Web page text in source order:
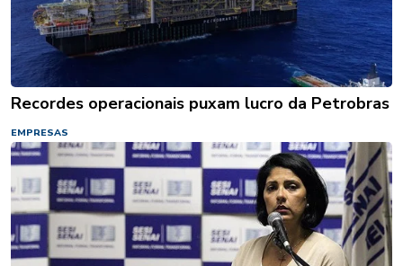
Recordes operacionais puxam lucro da Petrobras
EMPRESAS